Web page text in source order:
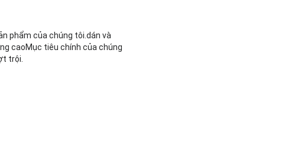
phẩm của chúng tôi.dán và
caoMục tiêu chính của chúng
trội.